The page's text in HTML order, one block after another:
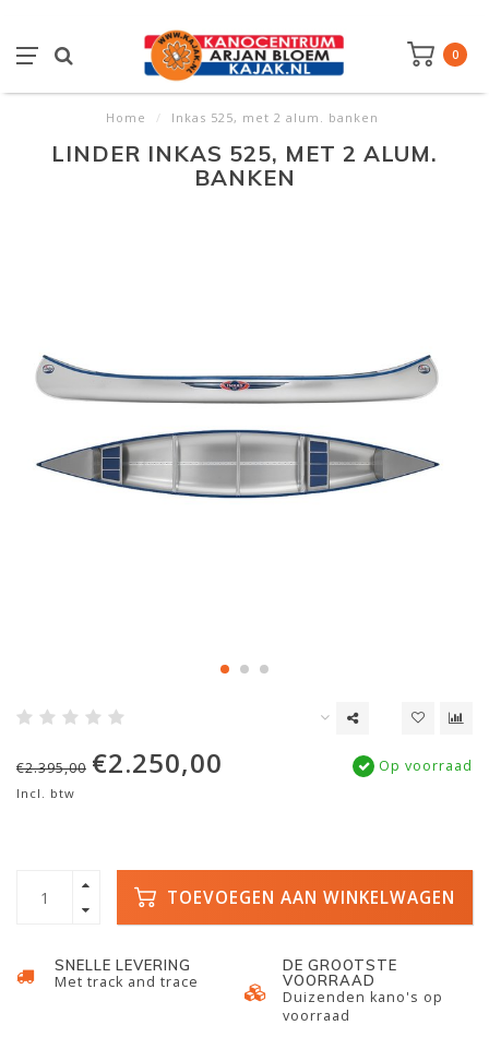
0
Home / Inkas 525, met 2 alum. banken
LINDER INKAS 525, MET 2 ALUM.
BANKEN
€2.395,00 €2.250,00
Incl. btw
Op voorraad
TOEVOEGEN AAN WINKELWAGEN
SNELLE LEVERING
Met track and trace
DE GROOTSTE
VOORRAAD
Duizenden kano's op
voorraad